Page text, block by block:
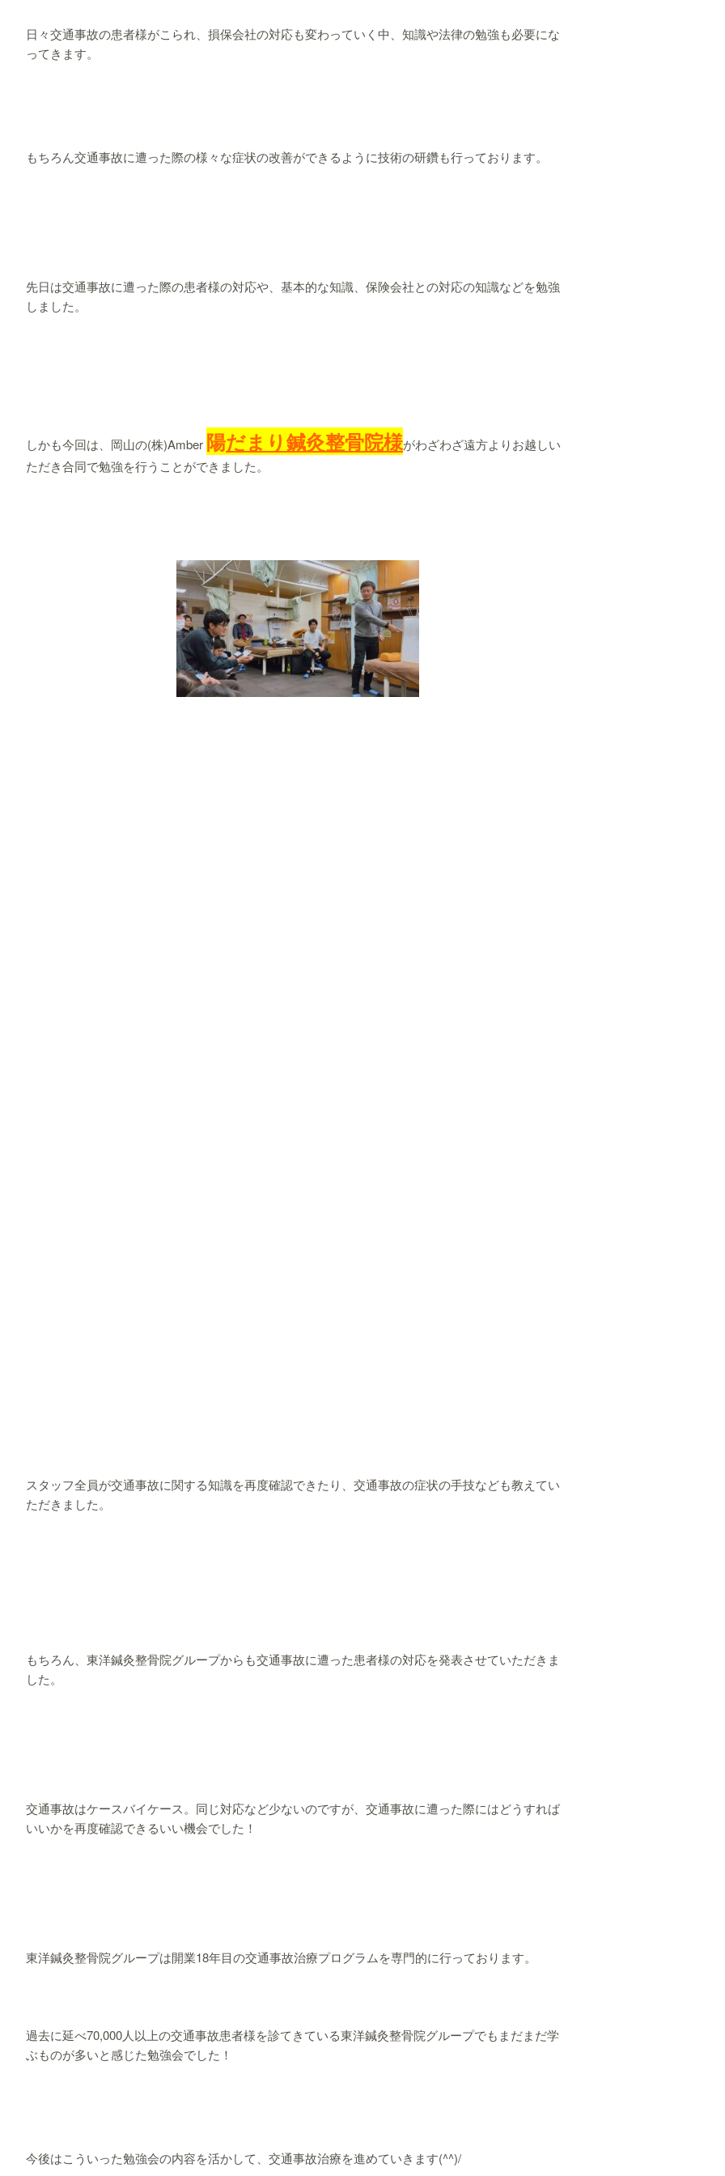
日々交通事故の患者様がこられ、損保会社の対応も変わっていく中、知識や法律の勉強も必要にな
ってきます。
もちろん交通事故に遭った際の様々な症状の改善ができるように技術の研鑽も行っております。
先日は交通事故に遭った際の患者様の対応や、基本的な知識、保険会社との対応の知識などを勉強
しました。
しかも今回は、岡山の(株)Amber 陽だまり鍼灸整骨院様がわざわざ遠方よりお越しい
ただき合同で勉強を行うことができました。
スタッフ全員が交通事故に関する知識を再度確認できたり、交通事故の症状の手技なども教えてい
ただきました。
もちろん、東洋鍼灸整骨院グループからも交通事故に遭った患者様の対応を発表させていただきま
した。
交通事故はケースバイケース。同じ対応など少ないのですが、交通事故に遭った際にはどうすれば
いいかを再度確認できるいい機会でした！
東洋鍼灸整骨院グループは開業18年目の交通事故治療プログラムを専門的に行っております。
過去に延べ70,000人以上の交通事故患者様を診てきている東洋鍼灸整骨院グループでもまだまだ学
ぶものが多いと感じた勉強会でした！
今後はこういった勉強会の内容を活かして、交通事故治療を進めていきます(^^)/